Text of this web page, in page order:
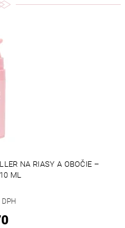
NA RIASY A OBOČIE –
ML